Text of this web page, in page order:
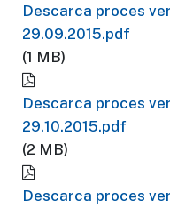
Descarca proces
29.09.2015.pdf
(1 MB)
Descarca proces
29.10.2015.pdf
(2 MB)
Descarca proces